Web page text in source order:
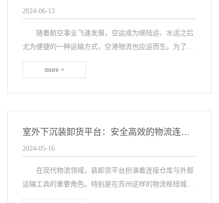
2024-06-13
随着航空事业飞速发展，空运成为继陆运、水运之后
尤为便捷的一种运输方式，空港物流也应运而生。为了保
证空运的快速高效，在空港物流仓库的出货口配备装卸货
平台，当货车抵达后，只需要启动控制箱，就可以在10...
more +
室外下沉装卸货平台：安全高效的物流连接点
2024-05-16
在现代物流领域，装卸货平台扮演着连接仓库与外部
运输工具的重要角色。特别是在苏州这样的物流枢纽城
市，室外下沉装卸区平台以其独特的设计和功能，成为安